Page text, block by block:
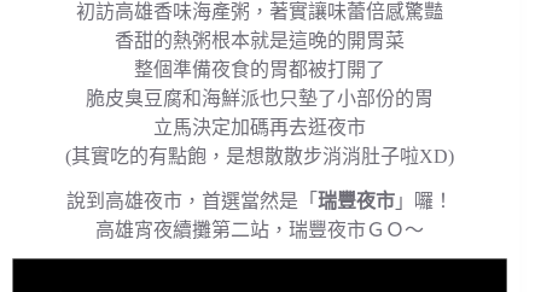
初訪高雄香味海產粥，著實讓味蕾倍感驚豔
香甜的熱粥根本就是這晚的開胃菜
整個準備夜食的胃都被打開了
脆皮臭豆腐和海鮮派也只墊了小部份的胃
立馬決定加碼再去逛夜市
(其實吃的有點飽，是想散散步消消肚子啦XD)
說到高雄夜市，首選當然是「瑞豐夜市 」囉！
高雄宵夜續攤第二站，瑞豐夜市ＧＯ～